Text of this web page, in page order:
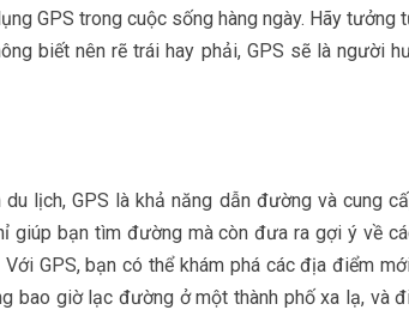
GPS trong cuộc sống hàng ngày. Hãy tưởng
biết nên rẽ trái hay phải, GPS sẽ là người
lịch, GPS là khả năng dẫn đường và cung
giúp bạn tìm đường mà còn đưa ra gợi ý về
GPS, bạn có thể khám phá các địa điểm
bao giờ lạc đường ở một thành phố xa lạ, và